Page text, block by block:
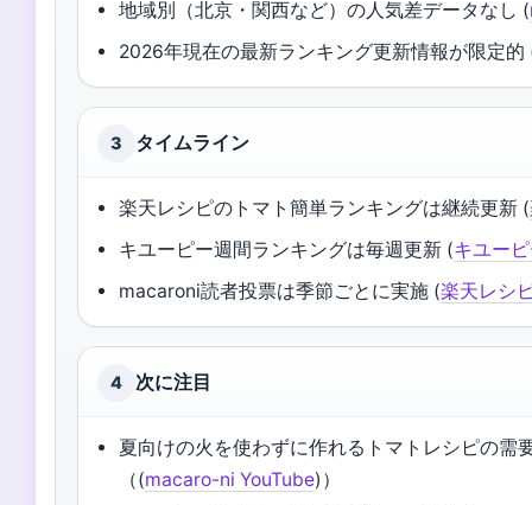
地域別（北京・関西など）の人気差データなし (
2026年現在の最新ランキング更新情報が限定
3 タイムライン
楽天レシピのトマト簡単ランキングは継続更新 (
キユーピー週間ランキングは毎週更新 (キユー
macaroni読者投票は季節ごとに実施 (楽天レシ
4 次に注目
夏向けの火を使わずに作れるトマトレシピの需
（(macaro-ni YouTube)）